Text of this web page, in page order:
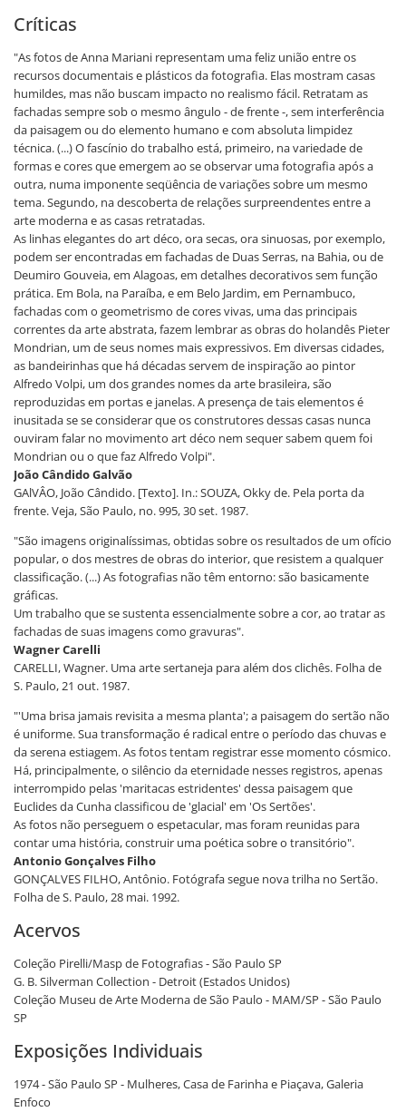
Críticas
"As fotos de Anna Mariani representam uma feliz união entre os
recursos documentais e plásticos da fotografia. Elas mostram casas
humildes, mas não buscam impacto no realismo fácil. Retratam as
fachadas sempre sob o mesmo ângulo - de frente -, sem interferência
da paisagem ou do elemento humano e com absoluta limpidez
técnica. (...) O fascínio do trabalho está, primeiro, na variedade de
formas e cores que emergem ao se observar uma fotografia após a
outra, numa imponente seqüência de variações sobre um mesmo
tema. Segundo, na descoberta de relações surpreendentes entre a
arte moderna e as casas retratadas.
As linhas elegantes do art déco, ora secas, ora sinuosas, por exemplo,
podem ser encontradas em fachadas de Duas Serras, na Bahia, ou de
Deumiro Gouveia, em Alagoas, em detalhes decorativos sem função
prática. Em Bola, na Paraíba, e em Belo Jardim, em Pernambuco,
fachadas com o geometrismo de cores vivas, uma das principais
correntes da arte abstrata, fazem lembrar as obras do holandês Pieter
Mondrian, um de seus nomes mais expressivos. Em diversas cidades,
as bandeirinhas que há décadas servem de inspiração ao pintor
Alfredo Volpi, um dos grandes nomes da arte brasileira, são
reproduzidas em portas e janelas. A presença de tais elementos é
inusitada se se considerar que os construtores dessas casas nunca
ouviram falar no movimento art déco nem sequer sabem quem foi
Mondrian ou o que faz Alfredo Volpi".
João Cândido Galvão
GAlVÂO, João Cândido. [Texto]. In.: SOUZA, Okky de. Pela porta da
frente. Veja, São Paulo, no. 995, 30 set. 1987.
"São imagens originalíssimas, obtidas sobre os resultados de um ofício
popular, o dos mestres de obras do interior, que resistem a qualquer
classificação. (...) As fotografias não têm entorno: são basicamente
gráficas.
Um trabalho que se sustenta essencialmente sobre a cor, ao tratar as
fachadas de suas imagens como gravuras".
Wagner Carelli
CARELLI, Wagner. Uma arte sertaneja para além dos clichês. Folha de
S. Paulo, 21 out. 1987.
"'Uma brisa jamais revisita a mesma planta'; a paisagem do sertão não
é uniforme. Sua transformação é radical entre o período das chuvas e
da serena estiagem. As fotos tentam registrar esse momento cósmico.
Há, principalmente, o silêncio da eternidade nesses registros, apenas
interrompido pelas 'maritacas estridentes' dessa paisagem que
Euclides da Cunha classificou de 'glacial' em 'Os Sertões'.
As fotos não perseguem o espetacular, mas foram reunidas para
contar uma história, construir uma poética sobre o transitório".
Antonio Gonçalves Filho
GONÇALVES FILHO, Antônio. Fotógrafa segue nova trilha no Sertão.
Folha de S. Paulo, 28 mai. 1992.
Acervos
Coleção Pirelli/Masp de Fotografias - São Paulo SP
G. B. Silverman Collection - Detroit (Estados Unidos)
Coleção Museu de Arte Moderna de São Paulo - MAM/SP - São Paulo
SP
Exposições Individuais
1974 - São Paulo SP - Mulheres, Casa de Farinha e Piaçava, Galeria
Enfoco